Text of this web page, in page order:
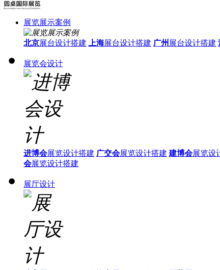
展览展示案例
北京展台设计搭建 上海展台设计搭建 广州 展台设计搭建
展览会设计
进博会展览设计搭建 广交会展览设计搭建 建博会展览设
会展览设计搭建
展厅设计